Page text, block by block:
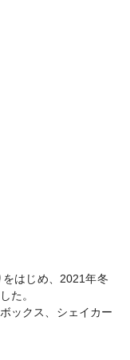
はじめ、2021年冬
た。
ックス、シェイカー